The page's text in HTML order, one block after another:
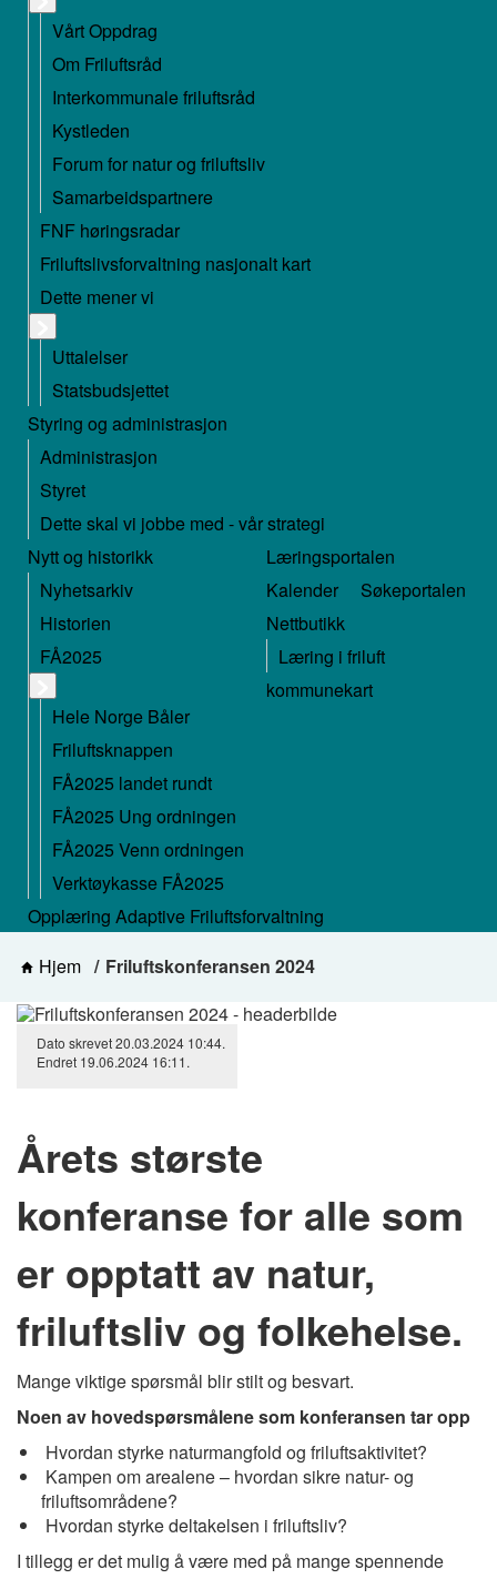
Vårt Oppdrag
Om Friluftsråd
Interkommunale friluftsråd
Kystleden
Forum for natur og friluftsliv
Samarbeidspartnere
FNF høringsradar
Friluftslivsforvaltning nasjonalt kart
Dette mener vi
Uttalelser
Statsbudsjettet
Styring og administrasjon
Administrasjon
Styret
Dette skal vi jobbe med - vår strategi
Nytt og historikk
Nyhetsarkiv
Historien
FÅ2025
Hele Norge Båler
Friluftsknappen
FÅ2025 landet rundt
FÅ2025 Ung ordningen
FÅ2025 Venn ordningen
Verktøykasse FÅ2025
Læringsportalen
Kalender
Søkeportalen
Nettbutikk
Læring i friluft
kommunekart
Opplæring Adaptive Friluftsforvaltning
Hjem
Friluftskonferansen 2024
Dato skrevet20.03.2024 10:44.
Endret 19.06.2024 16:11.
Årets største
konferanse for alle som
er opptatt av natur,
friluftsliv og folkehelse.
Mange viktige spørsmål blir stilt og besvart.
Noen av hovedspørsmålene som konferansen tar opp
Hvordan styrke naturmangfold og friluftsaktivitet?
Kampen om arealene – hvordan sikre natur- og
friluftsområdene?
Hvordan styrke deltakelsen i friluftsliv?
I tillegg er det mulig å være med på mange spennende